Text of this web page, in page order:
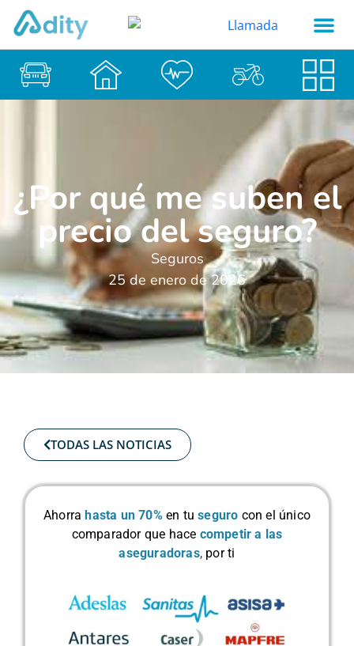
¿Por qué me suben el
precio del seguro?
Seguros
25 de enero de 2026
TODAS LAS NOTICIAS
Ahorra hasta un 70% en tuseguro con el único
comparador que hace competir a las
aseguradoras, por ti